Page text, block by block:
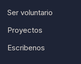
Ser voluntario
Proyectos
Escribenos